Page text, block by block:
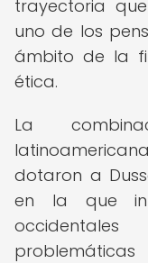
trayectoria
uno de los
ámbito de la
ética.
La
dotaron a
en la que